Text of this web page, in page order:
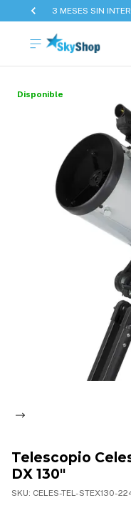
3 MESES SIN
Disponible
Telescopio
DX 130"
SKU: CELES-TEL-STEX130-